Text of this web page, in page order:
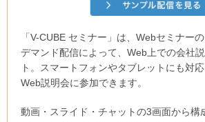
「V-CUBE セミナー」は、Webセミナー
デマンド配信によって、Web上での会社
ト。スマートフォンやタブレットにも対
Web説明会に参加できます。
動画・スライド・チャットの3画面から構